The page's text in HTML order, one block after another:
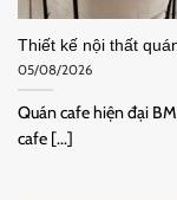
Thiết kế nội thất
05/08/2026
Quán cafe hiện đại
cafe [...]